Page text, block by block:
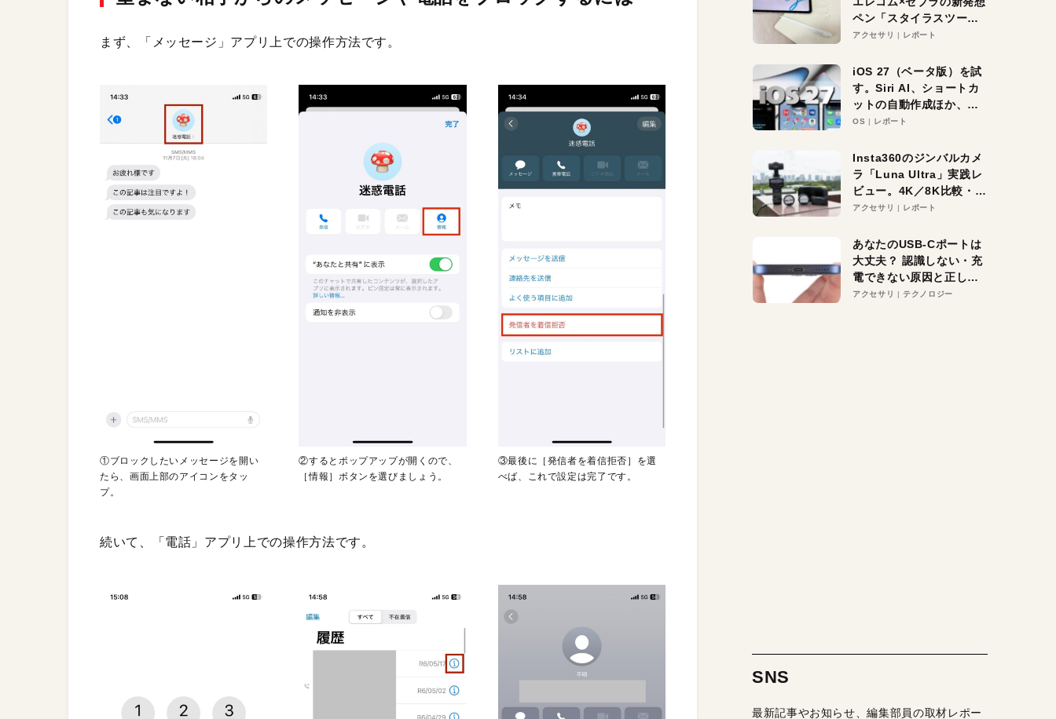
まず、「メッセージ」アプリ上での操作方法です。
①ブロックしたいメッセージを開い
たら、画面上部のアイコンをタッ
プ。
②するとポップアップが開くので、
［情報］ボタンを選びましょう。
③最後に［発信者を着信拒否］を選
べば、これで設定は完了です。
続いて、「電話」アプリ上での操作方法です。
ペン「スタイラスツーウ
ェイ」レビュー。持ち替
アクセサリ レポート
iOS 27（ベータ版）を試
す。Siri AI、ショートカ
ットの自動作成ほか、期
待大の便利機能5選。
る未来はすぐそこ！
OS レポート
Insta360のジンバルカメ
ラ「Luna Ultra」実践レ
ビュー。4K／8K比較・ズ
ーム・夜間撮影をチェッ
アクセサリ レポート
あなたのUSB-Cポートは
大丈夫？ 認識しない・充
電できない原因と正しい
対策
アクセサリ テクノロジー
SNS
最新記事やお知らせ、編集部員の取材レポー